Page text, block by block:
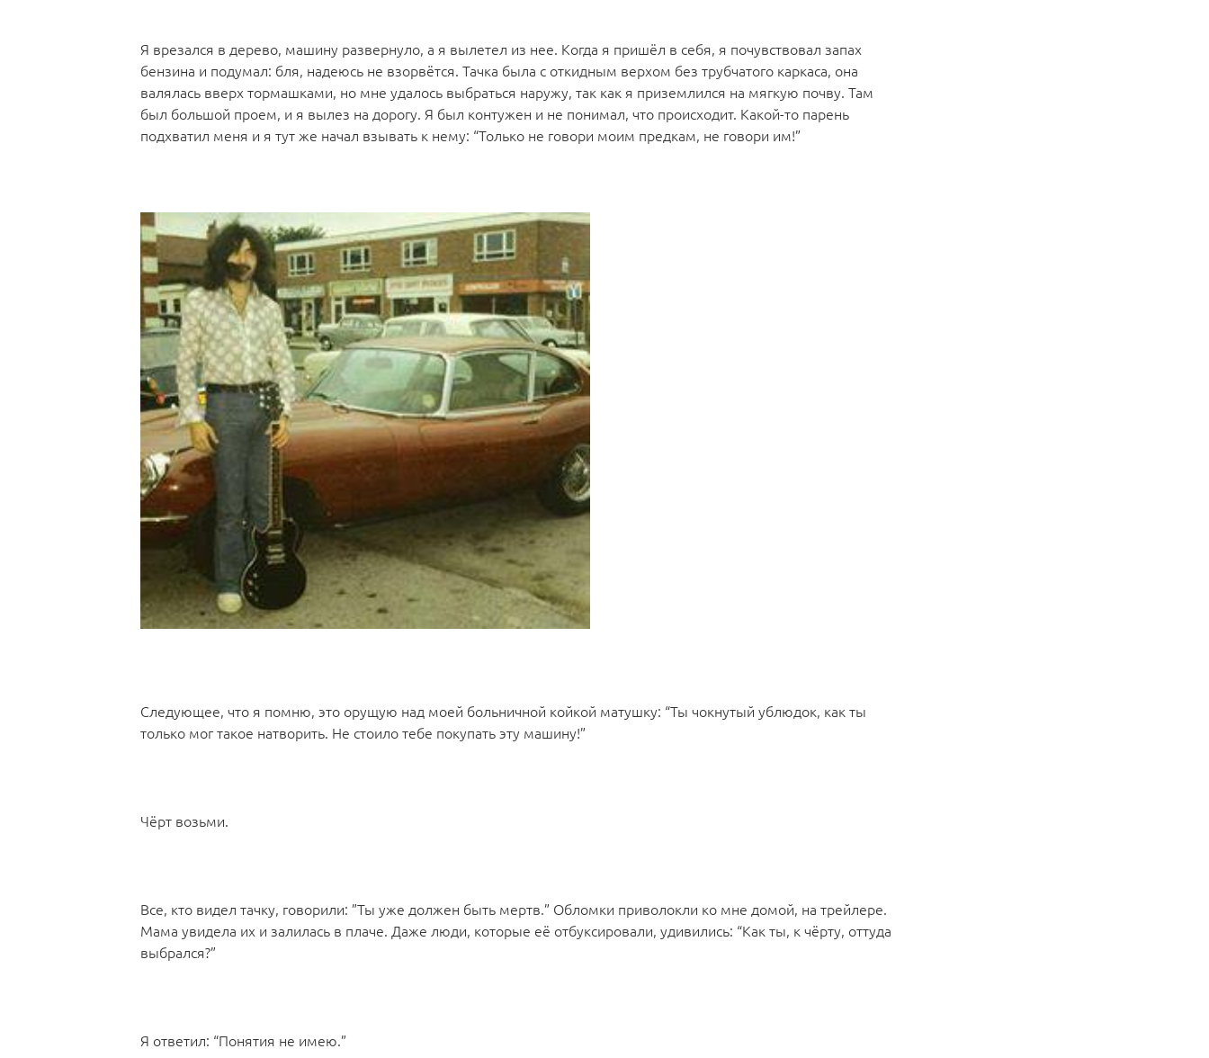
Я врезался в дерево, машину развернуло, а я вылетел из нее. Когда я пришёл в себя, я почувствовал запах
бензина и подумал: бля, надеюсь не взорвётся. Тачка была с откидным верхом без трубчатого каркаса, она
валялась вверх тормашками, но мне удалось выбраться наружу, так как я приземлился на мягкую почву. Там
был большой проем, и я вылез на дорогу. Я был контужен и не понимал, что происходит. Какой-то парень
подхватил меня и я тут же начал взывать к нему: “Только не говори моим предкам, не говори им!”
Следующее, что я помню, это орущую над моей больничной койкой матушку: “Ты чокнутый ублюдок, как ты
только мог такое натворить. Не стоило тебе покупать эту машину!”
Чёрт возьми.
Все, кто видел тачку, говорили: ”Ты уже должен быть мертв.” Обломки приволокли ко мне домой, на трейлере.
Мама увидела их и залилась в плаче. Даже люди, которые её отбуксировали, удивились: “Как ты, к чёрту, оттуда
выбрался?”
Я ответил: “Понятия не имею.”